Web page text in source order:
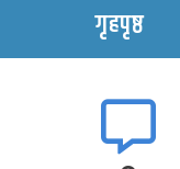
गृहपृष्ठ